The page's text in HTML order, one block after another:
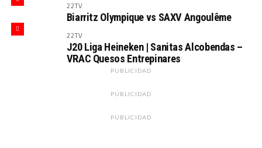
22TV
Biarritz Olympique vs SAXV Angoulême
22TV
J20 Liga Heineken | Sanitas Alcobendas –
VRAC Quesos Entrepinares
PUBLICIDAD
PUBLICIDAD
PUBLICIDAD